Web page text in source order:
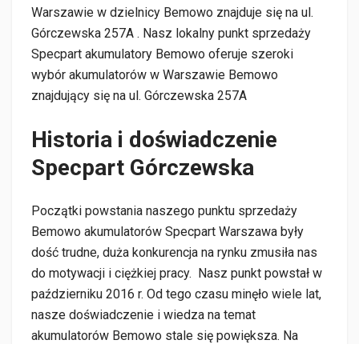
Warszawie w dzielnicy Bemowo znajduje się na ul.
Górczewska 257A . Nasz lokalny punkt sprzedaży
Specpart akumulatory Bemowo oferuje szeroki
wybór akumulatorów w Warszawie Bemowo
znajdujący się na ul. Górczewska 257A
Historia i doświadczenie
Specpart Górczewska
Początki powstania naszego punktu sprzedaży
Bemowo akumulatorów Specpart Warszawa były
dość trudne, duża konkurencja na rynku zmusiła nas
do motywacji i ciężkiej pracy. Nasz punkt powstał w
październiku 2016 r. Od tego czasu minęło wiele lat,
nasze doświadczenie i wiedza na temat
akumulatorów Bemowo stale się powiększa. Na